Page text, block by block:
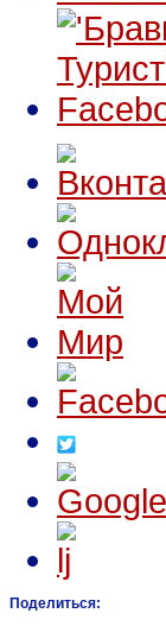
Поделиться: